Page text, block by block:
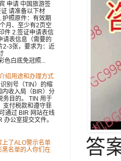
答
申请 中国旅游签
请准备以下材
护照原件：有效期
月、至少有2页空
件 2.签证申请表信
请表信息（需要的
2-3张，要求为：近
色白底免冠照...
绍用途和办理方式
别号（TIN）的缩
内收入局（BIR）分
务目的。 TIN 用于
支付税款和遵守菲
通过 BIR 网站在线
办公室提交文件。
上了ALO警示名单
黑名单的人你们在